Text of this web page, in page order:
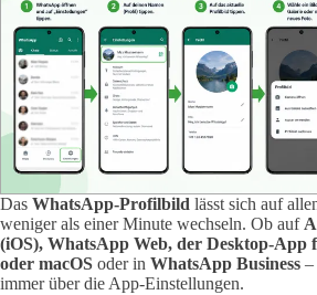
Das WhatsApp-Profilbild lässt sich auf
weniger als einer Minute wechseln. Ob auf
(iOS), WhatsApp Web, der Desktop-App
oder macOS oder in WhatsApp Business –
immer über die App-Einstellungen.